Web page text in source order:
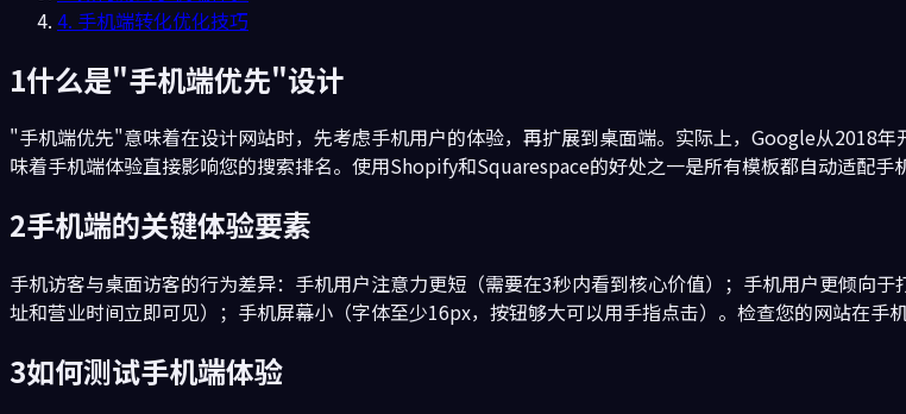
4. 手机端转化优化技巧
1什么是"手机端优先"设计
"手机端优先"意味着在设计网站时，先考虑手机用户的体验，再扩展到桌面端。实际上，Google从
味着手机端体验直接影响您的搜索排名。使用Shopify和Squarespace的好处之一是所有模板都自动适配手
2手机端的关键体验要素
手机访客与桌面访客的行为差异：手机用户注意力更短（需要在3秒内看到核心价值）；手机用户更倾向
址和营业时间立即可见）；手机屏幕小（字体至少16px，按钮够大可以用手指点击）。检查您的网站在手
3如何测试手机端体验